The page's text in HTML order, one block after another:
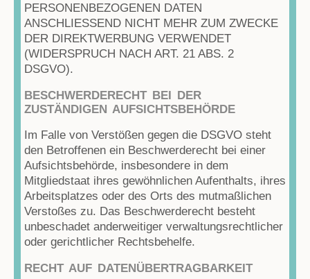
PERSONENBEZOGENEN DATEN
ANSCHLIESSEND NICHT MEHR ZUM ZWECKE
DER DIREKTWERBUNG VERWENDET
(WIDERSPRUCH NACH ART. 21 ABS. 2
DSGVO).
BESCHWERDE­RECHT BEI DER
ZUSTÄNDIGEN AUFSICHTS­BEHÖRDE
Im Falle von Verstößen gegen die DSGVO steht
den Betroffenen ein Beschwerderecht bei einer
Aufsichtsbehörde, insbesondere in dem
Mitgliedstaat ihres gewöhnlichen Aufenthalts, ihres
Arbeitsplatzes oder des Orts des mutmaßlichen
Verstoßes zu. Das Beschwerderecht besteht
unbeschadet anderweitiger verwaltungsrechtlicher
oder gerichtlicher Rechtsbehelfe.
RECHT AUF DATEN­ÜBERTRAG­BARKEIT